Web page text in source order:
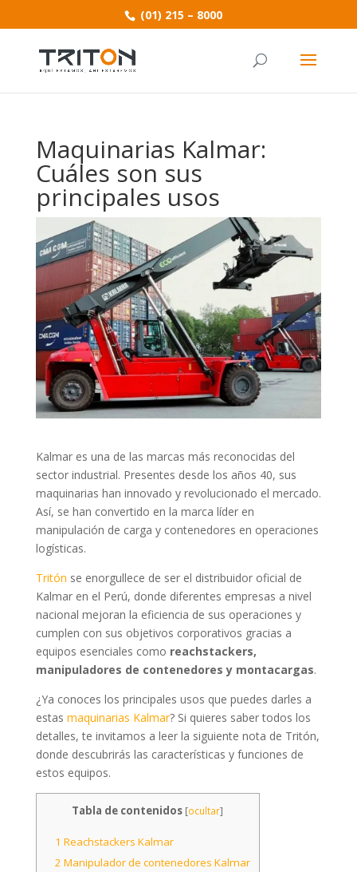
(01) 215 – 8000
Maquinarias Kalmar:
Cuáles son sus
principales usos
Kalmar es una de las marcas más reconocidas del
sector industrial. Presentes desde los años 40, sus
maquinarias han innovado y revolucionado el mercado.
Así, se han convertido en la marca líder en
manipulación de carga y contenedores en operaciones
logísticas.
Tritón se enorgullece de ser el distribuidor oficial de
Kalmar en el Perú, donde diferentes empresas a nivel
nacional mejoran la eficiencia de sus operaciones y
cumplen con sus objetivos corporativos gracias a
equipos esenciales como reachstackers,
manipuladores de contenedores y montacargas.
¿Ya conoces los principales usos que puedes darles a
estas maquinarias Kalmar? Si quieres saber todos los
detalles, te invitamos a leer la siguiente nota de Tritón,
donde descubrirás las características y funciones de
estos equipos.
Tabla de contenidos [ocultar]
1 Reachstackers Kalmar
2 Manipulador de contenedores Kalmar